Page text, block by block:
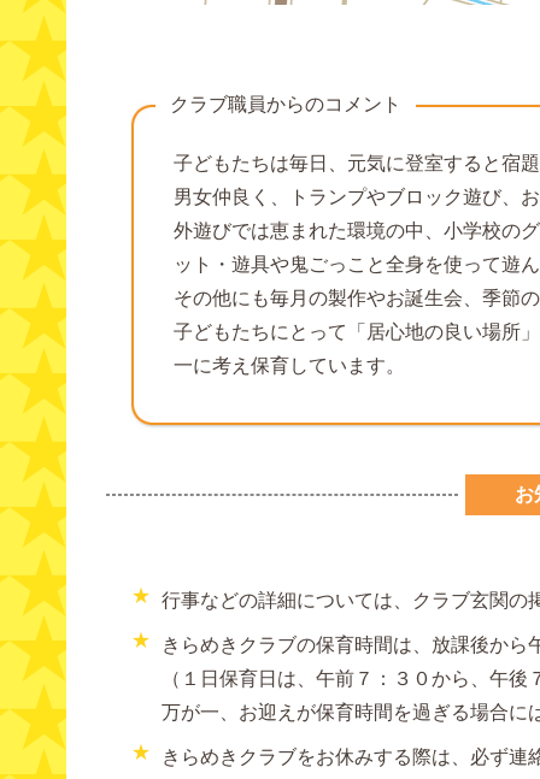
クラブ職員からのコメント
子どもたちは毎日、元気に登室すると宿
男女仲良く、トランプやブロック遊び、
外遊びでは恵まれた環境の中、小学校の
ット・遊具や鬼ごっこと全身を使って遊
その他にも毎月の製作やお誕生会、季節
子どもたちにとって「居心地の良い場所
一に考え保育しています。
お
★ 行事などの詳細については、クラブ玄関の
★
きらめきクラブの保育時間は、放課後から
（１日保育日は、午前７：３０から、午後
万が一、お迎えが保育時間を過ぎる場合に
★
きらめきクラブをお休みする際は、必ず連